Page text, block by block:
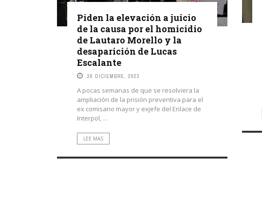
Piden la elevación a juicio
de la causa por el homicidio
de Lautaro Morello y la
desaparición de Lucas
Escalante
26 DICIEMBRE, 2023
A pocas semanas de que se resolviera la
ampliación de la prisión preventiva para el
ex comisario mayor y exjefe del Enlace de
Interpol, ...
LEE MAS